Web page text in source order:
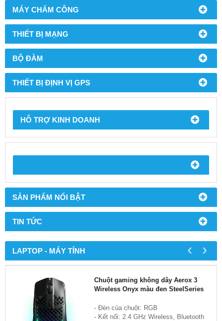
MÁY CHẤM CÔNG
THIẾT BỊ MẠNG
BỘ ĐÀM
THIẾT BỊ ĐỊNH VỊ GPS
HỖ TRỢ KINH DOANH
SẢN PHẨM NỔI BẬT
TIN TỨC
LAPTOP - MÁY TÍNH
Chuột gaming không dây Aerox 3
Wireless Onyx màu đen SteelSeries
- Đèn của chuột: RGB
- Kết nối: 2.4 GHz Wireless, Bluetooth
‹ ›